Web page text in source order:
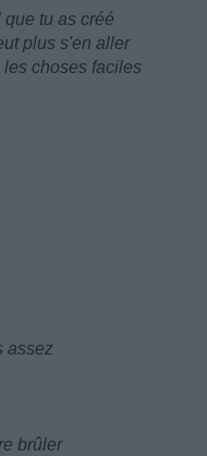
tu as créé
plus s'en aller
choses faciles
assez
brûler